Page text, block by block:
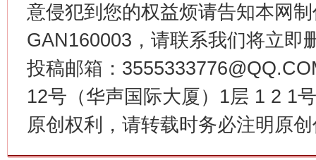
意侵犯到您的权益烦请告知本网
GAN160003，请联系我们将立即
投稿邮箱：
12号（华声国际大厦）1层 1 2 1
原创权利，请转载时务必注明原
生